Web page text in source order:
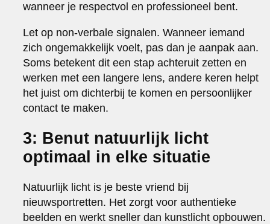
wanneer je respectvol en professioneel bent.
Let op non-verbale signalen. Wanneer iemand
zich ongemakkelijk voelt, pas dan je aanpak aan.
Soms betekent dit een stap achteruit zetten en
werken met een langere lens, andere keren helpt
het juist om dichterbij te komen en persoonlijker
contact te maken.
3: Benut natuurlijk licht
optimaal in elke situatie
Natuurlijk licht is je beste vriend bij
nieuwsportretten. Het zorgt voor authentieke
beelden en werkt sneller dan kunstlicht opbouwen.